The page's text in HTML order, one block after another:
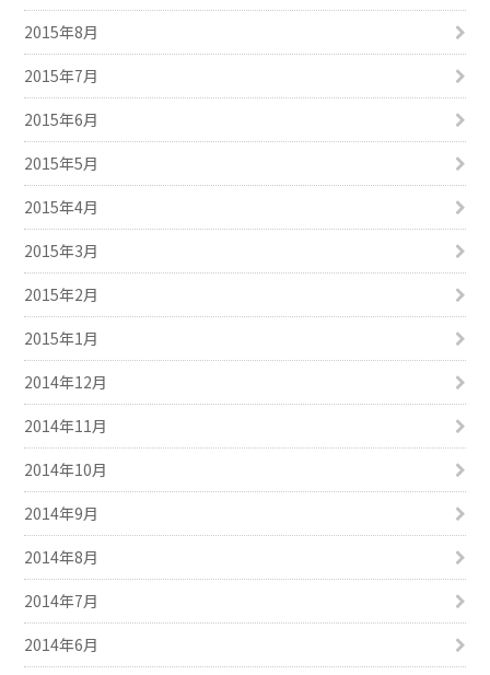
2015年8月
2015年7月
2015年6月
2015年5月
2015年4月
2015年3月
2015年2月
2015年1月
2014年12月
2014年11月
2014年10月
2014年9月
2014年8月
2014年7月
2014年6月